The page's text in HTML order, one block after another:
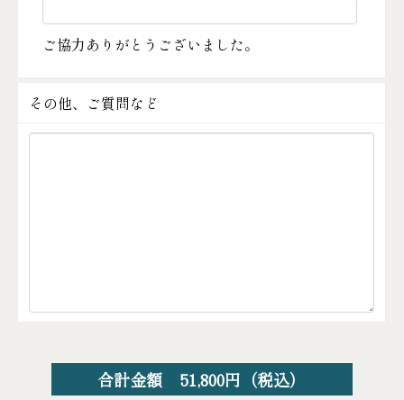
ご協力ありがとうございました。
その他、ご質問など
合計金額 51,800円（税込）